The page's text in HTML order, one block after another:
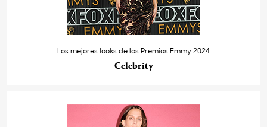
Los mejores looks de los Premios Emmy 2024
Celebrity